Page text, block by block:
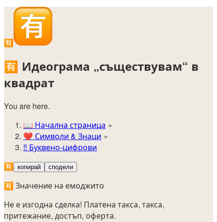
🈶
🈶 Идеограма „съществувам“ в
квадрат
You are here.
📖 Начална страница
❤️ Символи & Знаци
‼️ Буквено-цифрови
🈶 копирай сподели
🈶 Значение на емоджито
Не е изгодна сделка! Платена такса, такса,
притежание, достъп, оферта.